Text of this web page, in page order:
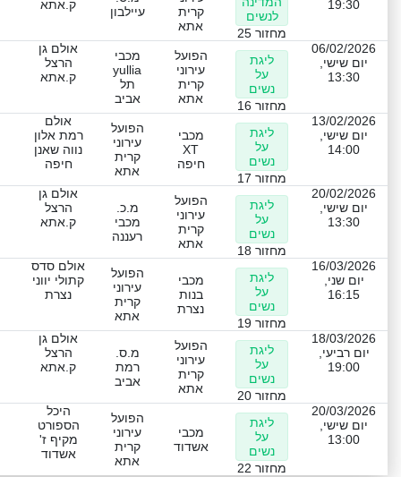
19:30
לנשים
מחזור 25
קרית
אתא
עיילבון
ק.אתא
06/02/2026
יום שישי,
13:30
ליגת
על
נשים
מחזור 16
הפועל
עירוני
קרית
אתא
מכבי
yullia
תל
אביב
אולם גן
הרצל
ק.אתא
13/02/2026
יום שישי,
14:00
ליגת
על
נשים
מחזור 17
מכבי
XT
חיפה
הפועל
עירוני
קרית
אתא
אולם
רמת אלון
נווה שאנן
חיפה
20/02/2026
יום שישי,
13:30
ליגת
על
נשים
מחזור 18
הפועל
עירוני
קרית
אתא
מ.כ.
מכבי
רעננה
אולם גן
הרצל
ק.אתא
16/03/2026
יום שני,
16:15
ליגת
על
נשים
מחזור 19
מכבי
בנות
נצרת
הפועל
עירוני
קרית
אתא
אולם סדס
קתולי יווני
נצרת
18/03/2026
יום רביעי,
19:00
ליגת
על
נשים
מחזור 20
הפועל
עירוני
קרית
אתא
מ.ס.
רמת
אביב
אולם גן
הרצל
ק.אתא
20/03/2026
יום שישי,
13:00
ליגת
על
נשים
מחזור 22
מכבי
אשדוד
הפועל
עירוני
קרית
אתא
היכל
הספורט
מקיף ז'
אשדוד